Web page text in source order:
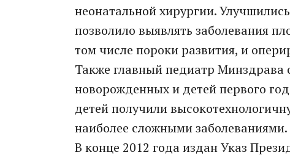
неонатальной хирургии.
позволило выявлять заболевания
том числе пороки развития, и
Также главный педиатр Минздрава
новорожденных и детей первого
детей получили
наиболее сложными заболеваниями.
В конце 2012 года издан Указ